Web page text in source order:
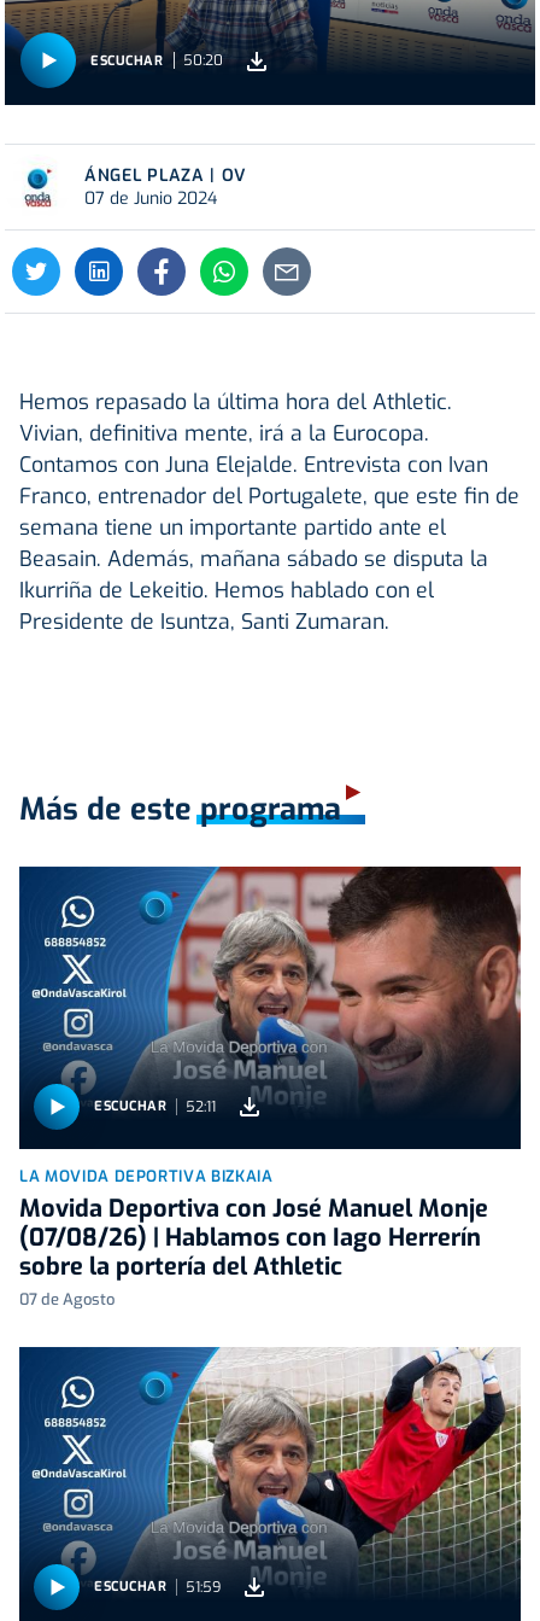
ESCUCHAR 50:20
ÁNGEL PLAZA | OV
07 de Junio 2024
Hemos repasado la última hora del Athletic.
Vivian, definitiva mente, irá a la Eurocopa.
Contamos con Juna Elejalde. Entrevista con Ivan
Franco, entrenador del Portugalete, que este fin de
semana tiene un importante partido ante el
Beasain. Además, mañana sábado se disputa la
Ikurriña de Lekeitio. Hemos hablado con el
Presidente de Isuntza, Santi Zumaran.
Más de este programa
ESCUCHAR 52:11
LA MOVIDA DEPORTIVA BIZKAIA
Movida Deportiva con José Manuel Monje
(07/08/26) | Hablamos con Iago Herrerín
sobre la portería del Athletic
07 de Agosto
ESCUCHAR 51:59